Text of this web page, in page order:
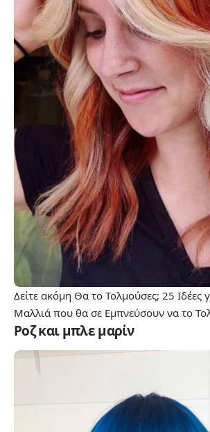
Δείτε ακόμη Θα το Τολμούσες; 25 Ιδέες
Μαλλιά που θα σε Εμπνεύσουν να το
Ροζ και μπλε μαρίν